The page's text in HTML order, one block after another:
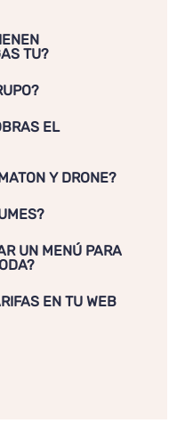
TU?
EL
Y DRONE?
UN MENÚ PARA
EN TU WEB